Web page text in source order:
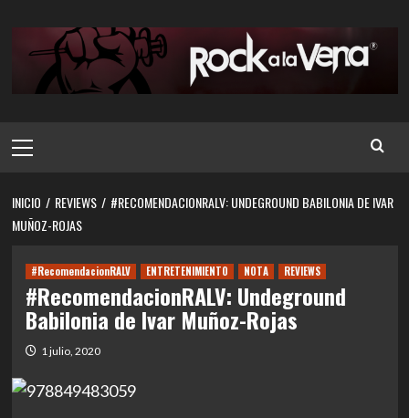
contenido
principal
INICIO REVIEWS
#RECOMENDACIONRALV: UNDEGROUND BABILONIA DE IVAR
MUÑOZ-ROJAS
#RecomendacionRALV ENTRETENIMIENTO NOTA REVIEWS
#RecomendacionRALV: Undeground
Babilonia de Ivar Muñoz-Rojas
1 julio, 2020